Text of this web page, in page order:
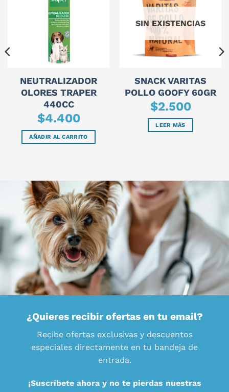
NEUTRALIZADOR
OLORES TRAPER
440CC
$4.400
AÑADIR AL CARRITO
SIN EXISTENCIAS
SNACK VARITAS
POLLO GOOFY 60GR
$2.500
LEER MÁS
¿Quieres recibir ofertas en tu email?
Recibe ofertas exclusivas y descuentos
especiales directamente en tu bandeja de
entrada.
¡Suscríbete ahora y no te pierdas nuestras